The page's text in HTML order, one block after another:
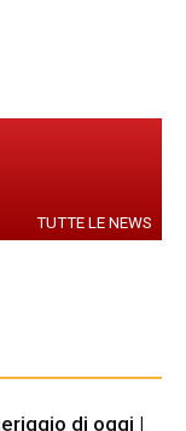
TUTTE LE NEWS
di oggi |